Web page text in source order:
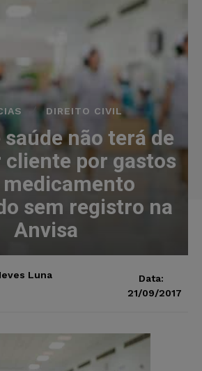
DIREITO CIVIL
saúde não terá de
por gastos
sem registro na
Anvisa
Luna
Data:
21/09/2017